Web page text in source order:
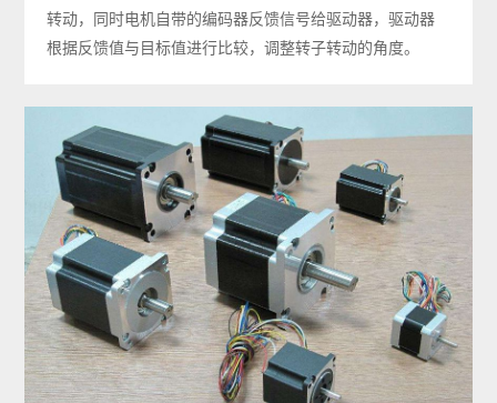
转动，同时电机自带的编码器反馈信号给驱动器，驱动器
根据反馈值与目标值进行比较，调整转子转动的角度。